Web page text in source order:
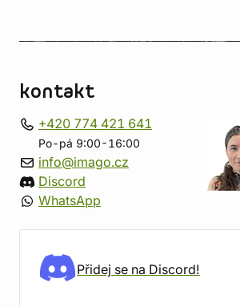
kontakt
+420 774 421 641
Po-pá 9:00-16:00
info@imago.cz
Discord
WhatsApp
Přidej se na Discord!